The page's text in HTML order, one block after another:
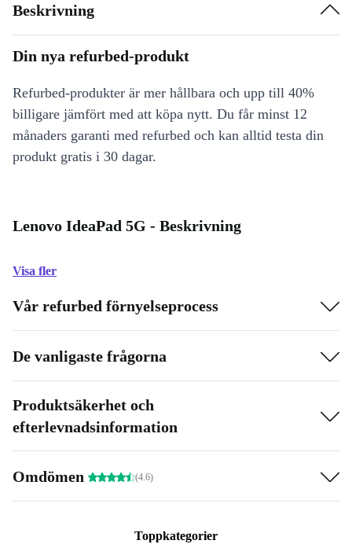
Beskrivning
Din nya refurbed-produkt
Refurbed-produkter är mer hållbara och upp till 40%
billigare jämfört med att köpa nytt. Du får minst 12
månaders garanti med refurbed och kan alltid testa din
produkt gratis i 30 dagar.
Lenovo IdeaPad 5G - Beskrivning
Visa fler
Vår refurbed förnyelseprocess
De vanligaste frågorna
Produktsäkerhet och
efterlevnadsinformation
Omdömen (4.6)
Toppkategorier